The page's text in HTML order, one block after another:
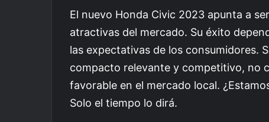
El nuevo Honda Civic 2023 apunta a
atractivas del mercado. Su éxito
las expectativas de los consumidores.
compacto relevante y competitivo, no
favorable en el mercado local.
Solo el tiempo lo dirá.